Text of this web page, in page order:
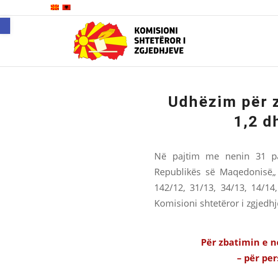
Udhëzim për
1,2
Në pajtim me nenin 31
Republikës së
142/12, 31/13, 34/13, 14/
Komisioni shtetëror i
Për zbatimin e
– për
Open toolbar